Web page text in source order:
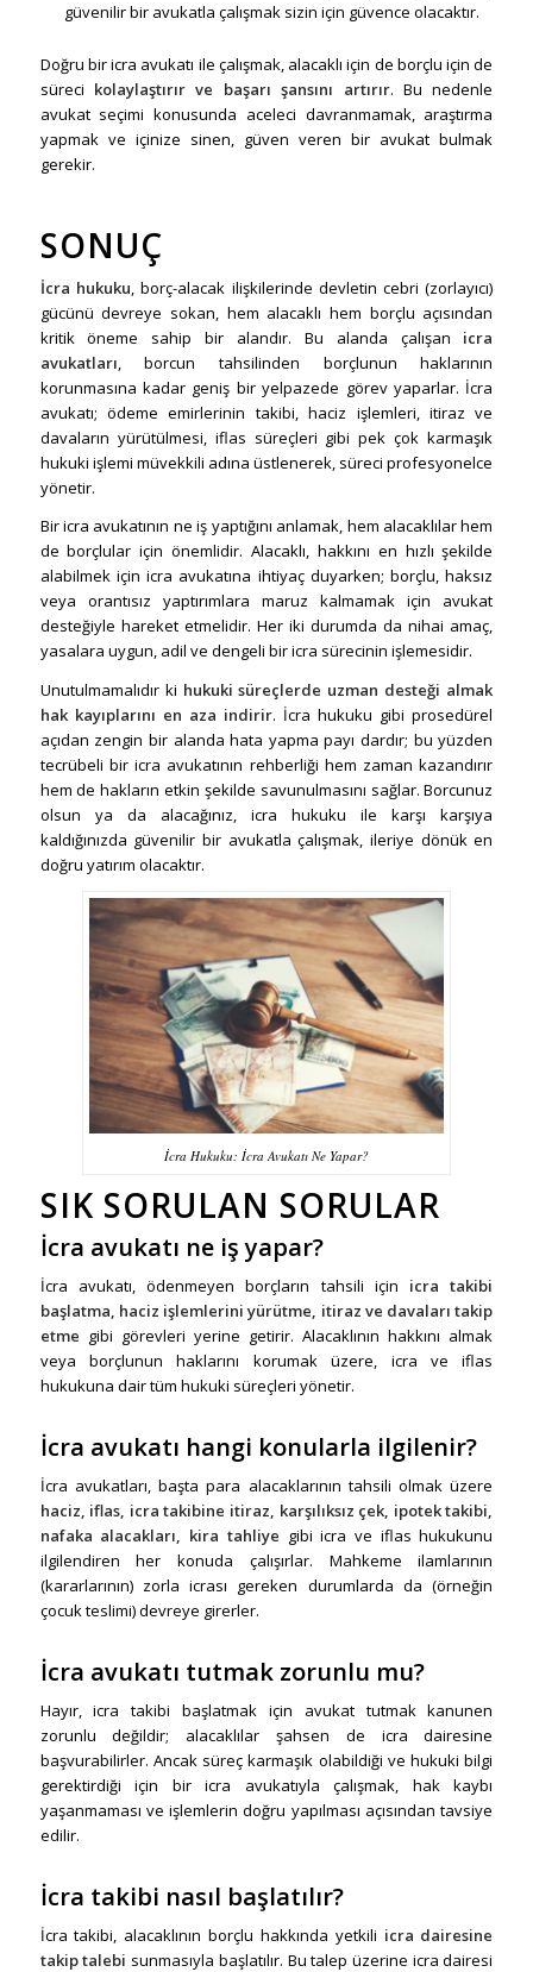
güvenilir bir avukatla çalışmak sizin için güvence olacaktır.
Doğru bir icra avukatı ile çalışmak, alacaklı için de borçlu için de
süreci kolaylaştırır ve başarı şansını artırır. Bu nedenle
avukat seçimi konusunda aceleci davranmamak, araştırma
yapmak ve içinize sinen, güven veren bir avukat bulmak
gerekir.
SONUÇ
İcra hukuku, borç-alacak ilişkilerinde devletin cebri (zorlayıcı)
gücünü devreye sokan, hem alacaklı hem borçlu açısından
kritik öneme sahip bir alandır. Bu alanda çalışan icra
avukatları, borcun tahsilinden borçlunun haklarının
korunmasına kadar geniş bir yelpazede görev yaparlar. İcra
avukatı; ödeme emirlerinin takibi, haciz işlemleri, itiraz ve
davaların yürütülmesi, iflas süreçleri gibi pek çok karmaşık
hukuki işlemi müvekkili adına üstlenerek, süreci profesyonelce
yönetir.
Bir icra avukatının ne iş yaptığını anlamak, hem alacaklılar hem
de borçlular için önemlidir. Alacaklı, hakkını en hızlı şekilde
alabilmek için icra avukatına ihtiyaç duyarken; borçlu, haksız
veya orantısız yaptırımlara maruz kalmamak için avukat
desteğiyle hareket etmelidir. Her iki durumda da nihai amaç,
yasalara uygun, adil ve dengeli bir icra sürecinin işlemesidir.
Unutulmamalıdır ki hukuki süreçlerde uzman desteği almak
hak kayıplarını en aza indirir. İcra hukuku gibi prosedürel
açıdan zengin bir alanda hata yapma payı dardır; bu yüzden
tecrübeli bir icra avukatının rehberliği hem zaman kazandırır
hem de hakların etkin şekilde savunulmasını sağlar. Borcunuz
olsun ya da alacağınız, icra hukuku ile karşı karşıya
kaldığınızda güvenilir bir avukatla çalışmak, ileriye dönük en
doğru yatırım olacaktır.
İcra Hukuku: İcra Avukatı Ne Yapar?
SIK SORULAN SORULAR
İcra avukatı ne iş yapar?
İcra avukatı, ödenmeyen borçların tahsili için icra takibi
başlatma, haciz işlemlerini yürütme, itiraz ve davaları takip
etme gibi görevleri yerine getirir. Alacaklının hakkını almak
veya borçlunun haklarını korumak üzere, icra ve iflas
hukukuna dair tüm hukuki süreçleri yönetir.
İcra avukatı hangi konularla ilgilenir?
İcra avukatları, başta para alacaklarının tahsili olmak üzere
haciz, iflas, icra takibine itiraz, karşılıksız çek, ipotek takibi,
nafaka alacakları, kira tahliye gibi icra ve iflas hukukunu
ilgilendiren her konuda çalışırlar. Mahkeme ilamlarının
(kararlarının) zorla icrası gereken durumlarda da (örneğin
çocuk teslimi) devreye girerler.
İcra avukatı tutmak zorunlu mu?
Hayır, icra takibi başlatmak için avukat tutmak kanunen
zorunlu değildir; alacaklılar şahsen de icra dairesine
başvurabilirler. Ancak süreç karmaşık olabildiği ve hukuki bilgi
gerektirdiği için bir icra avukatıyla çalışmak, hak kaybı
yaşanmaması ve işlemlerin doğru yapılması açısından tavsiye
edilir.
İcra takibi nasıl başlatılır?
İcra takibi, alacaklının borçlu hakkında yetkili icra dairesine
takip talebi sunmasıyla başlatılır. Bu talep üzerine icra dairesi